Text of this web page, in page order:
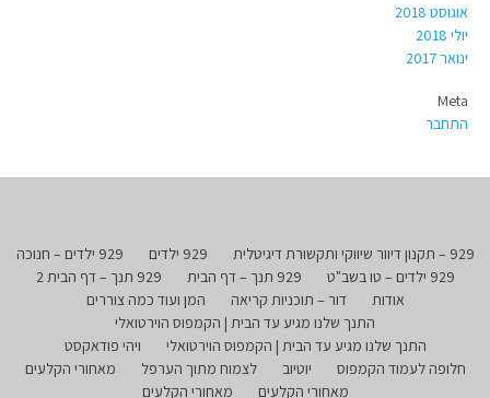
אוגוסט 2018
יולי 2018
ינואר 2017
Meta
התחבר
929 – תקנון דיוור שיווקי ותקשורת דיגיטלית 929 ילדים
929 ילדים – חנוכה
929 ילדים – טו בשב"ט
929 תנך – דף הבית
929 תנך – דף הבית 2
אודות
דור – תוכניות קריאה
המן ועוד כמה צוררים
התנך שלנו מגיע עד הבית | הקמפוס הוירטואלי
התנך שלנו מגיע עד הבית | הקמפוס הוירטואלי
ויהי פודאקסט
חלופה לעמוד הקמפוס
יוטיוב לצמוח מתוך הערפל
מאחורי הקלעים
מאחורי הקלעים
מאחורי הקלעים